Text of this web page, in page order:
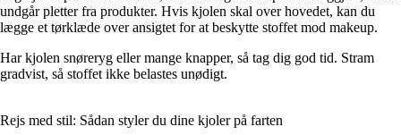
undgår pletter fra produkter. Hvis kjolen skal over hovedet, kan du
lægge et tørklæde over ansigtet for at beskytte stoffet mod makeup.
Har kjolen snøreryg eller mange knapper, så tag dig god tid. Stram
gradvist, så stoffet ikke belastes unødigt.
Rejs med stil: Sådan styler du dine kjoler på farten